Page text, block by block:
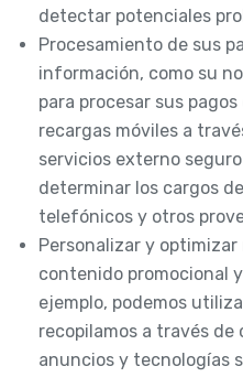
detectar potenciales
Procesamiento de sus
información, como su
para procesar sus
recargas móviles a
servicios externo
determinar los cargos
telefónicos y otros
Personalizar y
contenido promocional
ejemplo, podemos
recopilamos a través
anuncios y tecnologías